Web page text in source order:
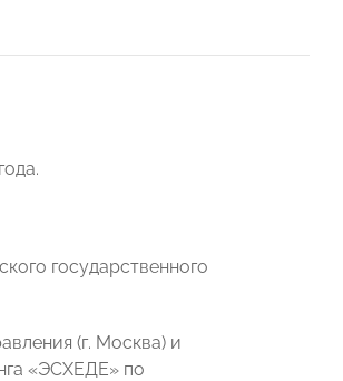
государственного
(г. Москва) и
«ЭСХЕДЕ» по